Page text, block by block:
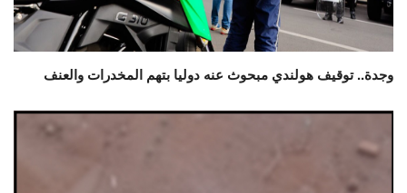
وجدة.. توقيف هولندي مبحوث عنه دوليا بتهم المخدرات والعنف